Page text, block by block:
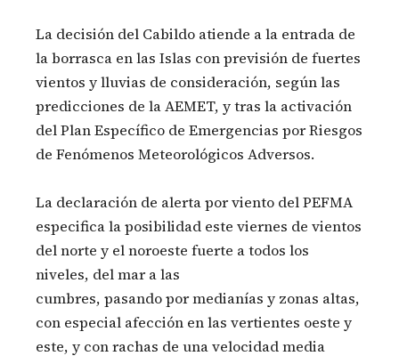
La decisión del Cabildo atiende a la entrada de
la borrasca en las Islas con previsión de fuertes
vientos y lluvias de consideración, según las
predicciones de la AEMET, y tras la activación
del Plan Específico de Emergencias por Riesgos
de Fenómenos Meteorológicos Adversos.
La declaración de alerta por viento del PEFMA
especifica la posibilidad este viernes de vientos
del norte y el noroeste fuerte a todos los
niveles, del mar a las
cumbres, pasando por medianías y zonas altas,
con especial afección en las vertientes oeste y
este, y con rachas de una velocidad media